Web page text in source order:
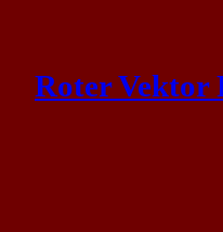
content
Roter Vektor